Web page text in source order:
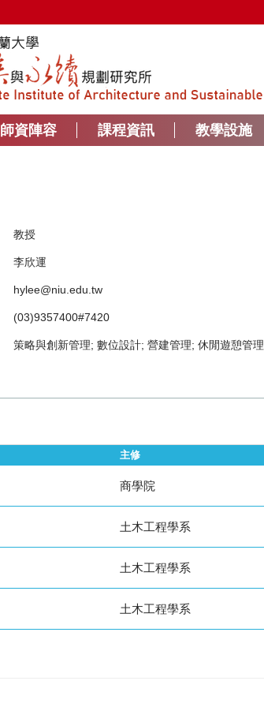
師資陣容 課程資訊 教學設施
教授
李欣運
hylee@niu.edu.tw
(03)9357400#7420
策略與創新管理; 數位設計; 營建管理; 休閒遊憩管理
主修
商學院
土木工程學系
土木工程學系
土木工程學系